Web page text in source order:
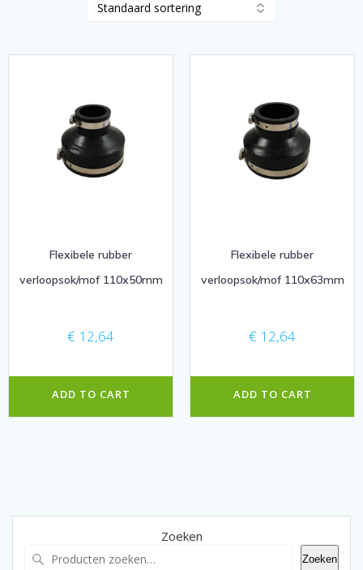
Flexibele rubber
verloopsok/mof 110x50mm
€ 12,64
ADD TO CART
Flexibele rubber
verloopsok/mof 110x63mm
€ 12,64
ADD TO CART
Zoeken
Zoeken